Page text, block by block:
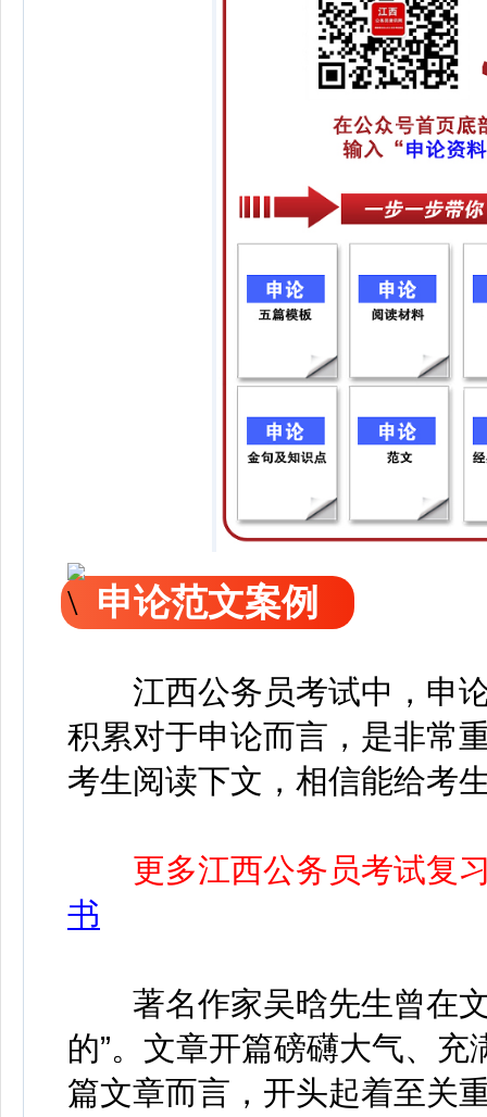
申论范文案例
江西公务员考试中，申
积累对于申论而言，是非常
考生阅读下文，相信能给考
更多江西公务员考试复
书
著名作家吴晗先生曾在文
的”。文章开篇磅礴大气、
篇文章而言，开头起着至关